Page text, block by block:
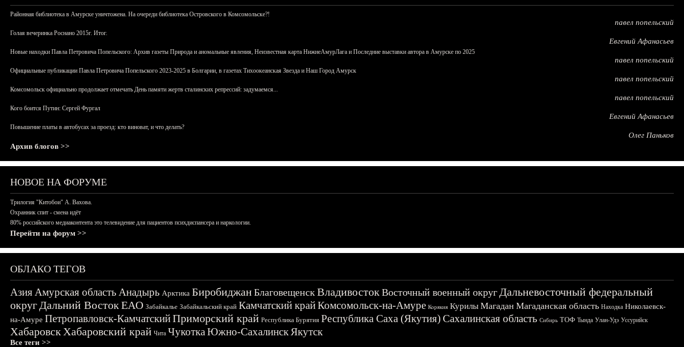
Районная библиотека в Амурске уничтожена. На очереди библиотека Островского в Комсомольске?!
павел попельский
Голая вечеринка Роснано 2015г. Итог.
Евгений Афанасьев
Новые находки Павла Петровича Попельского: Архив газеты Природа и аномальные явления, Неизвестная карта НижнеАмурЛага и Последние выставки автора в Амурске по 2025
павел попельский
Официальные публикации Павла Петровича Попельского 2023-2025 в Болгарии, в газетах Тихоокеанская Звезда и Наш Город Амурск
павел попельский
Комсомольск официально продолжает отмечать День памяти жертв сталинских репрессий: задумаемся...
павел попельский
Кого боится Путин: Сергей Фургал
Евгений Афанасьев
Повышение платы в автобусах за проезд: кто виноват, и что делать?
Олег Паньков
Архив блогов >>
НОВОЕ НА ФОРУМЕ
Трилогия "Китобои" А. Вахова.
Охранник спит - смена идёт
80% российского медиаконтента это телевидение для пациентов психдиспансера и наркологии.
Перейти на форум >>
ОБЛАКО ТЕГОВ
АзияАмурская область Анадырь Арктика БиробиджанБлаговещенскВладивостокВосточный военный округДальневосточный федеральный
округДальний ВостокЕАО Забайкалье Забайкальский край Камчатский крайКомсомольск-на-Амуре Корякия Курилы Магадан Магаданская область Находка Николаевск-
на-Амуре Петропавловск-КамчатскийПриморский край Республика Бурятия Республика Саха (Якутия) Сахалинская область Сибирь ТОФ Тында Улан-Удэ Уссурийск
ХабаровскХабаровский край Чита ЧукоткаЮжно-СахалинскЯкутск
Все теги >>